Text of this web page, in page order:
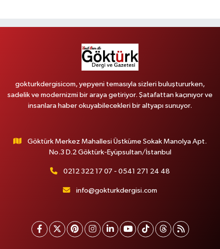
gokturkdergisicom, yepyeni temasıyla sizleri buluştururken,
sadelik ve modernizmi bir araya getiriyor. Şatafattan kaçınıyor ve
insanlara haber okuyabilecekleri bir altyapı sunuyor.
Göktürk Merkez Mahallesi Üstküme Sokak Manolya Apt.
No.3 D.2 Göktürk-Eyüpsultan/İstanbul
0212 322 17 07 - 0541 271 24 48
info@gokturkdergisi.com